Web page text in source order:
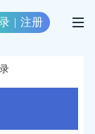
| 注册